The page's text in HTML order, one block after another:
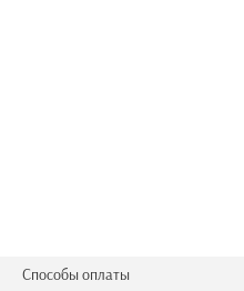
Способы оплаты